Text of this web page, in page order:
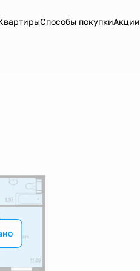
Способы покупкиАкции